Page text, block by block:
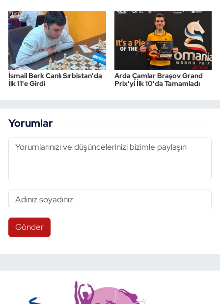
İsmail Berk Canlı Sırbistan'da
İlk 11'e Girdi
Arda Çamlar Braşov Grand
Prix'yi İlk 10'da Tamamladı
Yorumlar
Gönder